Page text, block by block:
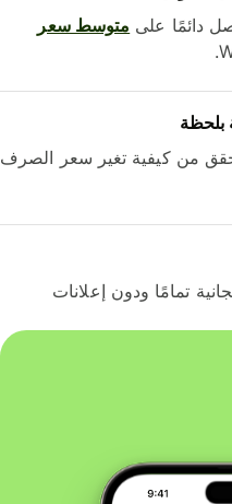
علىمتوسط ​​سعر
من كيفية تغير سعر الصرف
تمامًا ودون إعلانات